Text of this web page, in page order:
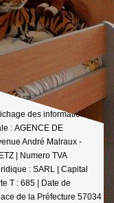
des informations
: AGENCE DE
André Malraux -
| Numero TVA
: SARL | Capital
T : 685 | Date de
de la Préfecture 57034